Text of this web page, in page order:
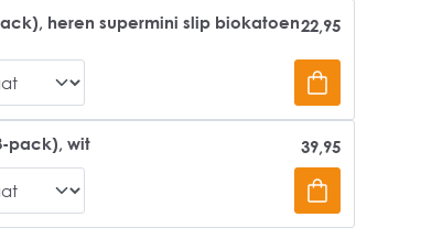
heren supermini slip biokatoen22,95
pack), wit 39,95